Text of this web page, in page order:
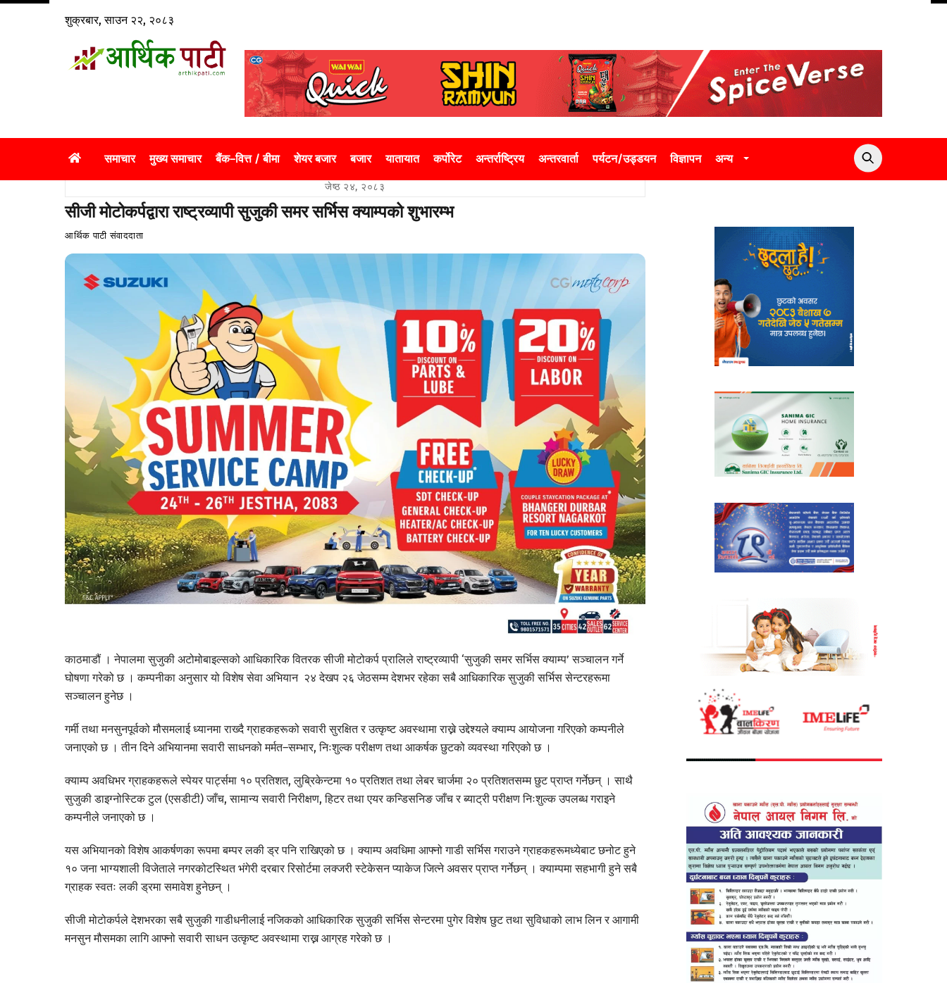
Skip
शुक्रबार, साउन २२, २०८३
समाचार मुख्य समाचार बैंक–वित्त / बीमा शेयर बजार बजार यातायात कर्पोरेट अन्तर्राष्ट्रिय अन्तरवार्ता पर्यटन/उड्डयन विज्ञापन अन्य
जेष्ठ २४, २०८३
सीजी मोटोकर्पद्वारा राष्ट्रव्यापी सुजुकी समर सर्भिस क्याम्पको शुभारम्भ
आर्थिक पाटी संवाददाता
काठमाडौं । नेपालमा सुजुकी अटोमोबाइल्सको आधिकारिक वितरक सीजी मोटोकर्प प्रालिले राष्ट्रव्यापी ‘सुजुकी समर सर्भिस क्याम्प’ सञ्चालन गर्ने
घोषणा गरेको छ । कम्पनीका अनुसार यो विशेष सेवा अभियान २४ देखप २६ जेठसम्म देशभर रहेका सबै आधिकारिक सुजुकी सर्भिस सेन्टरहरूमा
सञ्चालन हुनेछ ।
गर्मी तथा मनसुनपूर्वको मौसमलाई ध्यानमा राख्दै ग्राहकहरूको सवारी सुरक्षित र उत्कृष्ट अवस्थामा राख्ने उद्देश्यले क्याम्प आयोजना गरिएको कम्पनीले
जनाएको छ । तीन दिने अभियानमा सवारी साधनको मर्मत–सम्भार, निःशुल्क परीक्षण तथा आकर्षक छुटको व्यवस्था गरिएको छ ।
क्याम्प अवधिभर ग्राहकहरूले स्पेयर पार्ट्समा १० प्रतिशत, लुब्रिकेन्टमा १० प्रतिशत तथा लेबर चार्जमा २० प्रतिशतसम्म छुट प्राप्त गर्नेछन् । साथै
सुजुकी डाइग्नोस्टिक टुल (एसडीटी) जाँच, सामान्य सवारी निरीक्षण, हिटर तथा एयर कन्डिसनिङ जाँच र ब्याट्री परीक्षण निःशुल्क उपलब्ध गराइने
कम्पनीले जनाएको छ ।
यस अभियानको विशेष आकर्षणका रूपमा बम्पर लकी ड्र पनि राखिएको छ । क्याम्प अवधिमा आफ्नो गाडी सर्भिस गराउने ग्राहकहरूमध्येबाट छनोट हुने
१० जना भाग्यशाली विजेताले नगरकोटस्थित भंगेरी दरबार रिसोर्टमा लक्जरी स्टेकेसन प्याकेज जित्ने अवसर प्राप्त गर्नेछन् । क्याम्पमा सहभागी हुने सबै
ग्राहक स्वतः लकी ड्रमा समावेश हुनेछन् ।
सीजी मोटोकर्पले देशभरका सबै सुजुकी गाडीधनीलाई नजिकको आधिकारिक सुजुकी सर्भिस सेन्टरमा पुगेर विशेष छुट तथा सुविधाको लाभ लिन र आगामी
मनसुन मौसमका लागि आफ्नो सवारी साधन उत्कृष्ट अवस्थामा राख्न आग्रह गरेको छ ।